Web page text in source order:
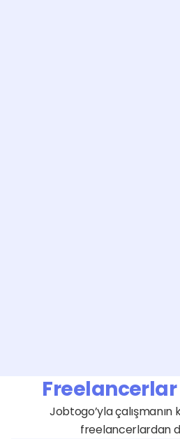
Jobtogo’yla çalışmanın
freelancerlardan